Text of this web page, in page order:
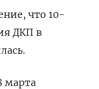
что 10-
ДКП в
марта